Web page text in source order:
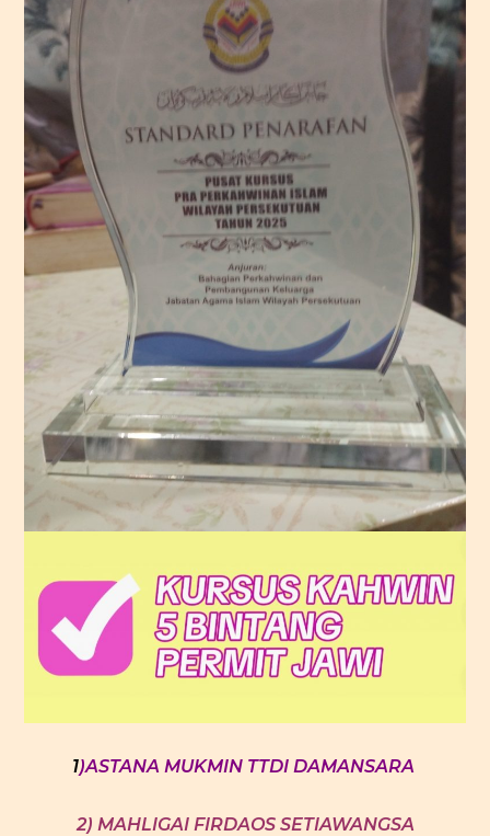
1)ASTANA MUKMIN TTDI DAMANSARA
2) MAHLIGAI FIRDAOS SETIAWANGSA